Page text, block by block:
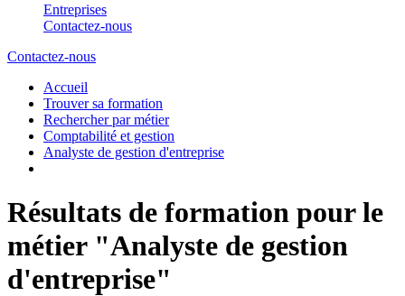
Entreprises
Contactez-nous
Contactez-nous
Accueil
Trouver sa formation
Rechercher par métier
Comptabilité et gestion
Analyste de gestion d'entreprise
Résultats de formation pour le
métier "Analyste de gestion
d'entreprise"